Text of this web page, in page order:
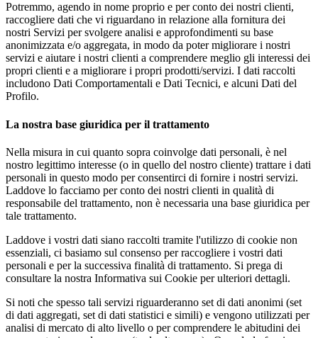
Potremmo, agendo in nome proprio e per conto dei nostri clienti,
raccogliere dati che vi riguardano in relazione alla fornitura dei
nostri Servizi per svolgere analisi e approfondimenti su base
anonimizzata e/o aggregata, in modo da poter migliorare i nostri
servizi e aiutare i nostri clienti a comprendere meglio gli interessi dei
propri clienti e a migliorare i propri prodotti/servizi. I dati raccolti
includono Dati Comportamentali e Dati Tecnici, e alcuni Dati del
Profilo.
La nostra base giuridica per il trattamento
Nella misura in cui quanto sopra coinvolge dati personali, è nel
nostro legittimo interesse (o in quello del nostro cliente) trattare i dati
personali in questo modo per consentirci di fornire i nostri servizi.
Laddove lo facciamo per conto dei nostri clienti in qualità di
responsabile del trattamento, non è necessaria una base giuridica per
tale trattamento.
Laddove i vostri dati siano raccolti tramite l'utilizzo di cookie non
essenziali, ci basiamo sul consenso per raccogliere i vostri dati
personali e per la successiva finalità di trattamento. Si prega di
consultare la nostra Informativa sui Cookie per ulteriori dettagli.
Si noti che spesso tali servizi riguarderanno set di dati anonimi (set
di dati aggregati, set di dati statistici e simili) e vengono utilizzati per
analisi di mercato di alto livello o per comprendere le abitudini dei